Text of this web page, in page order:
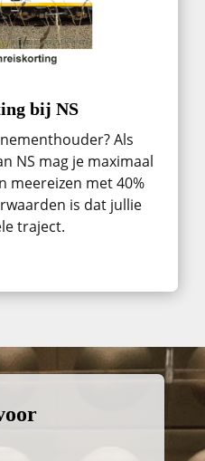
bij NS
Als
NS mag je maximaal
meereizen met 40%
is dat jullie
traject.